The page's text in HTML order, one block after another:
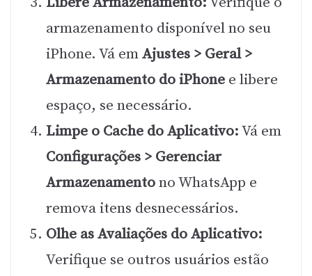
armazenamento disponível no seu
iPhone. Vá emAjustes > Geral >
Armazenamento do iPhone e libere
espaço, se necessário.
Limpe o Cache do Aplicativo:Vá em
Configurações > Gerenciar
Armazenamentono WhatsApp e
remova itens desnecessários.
Olhe as Avaliações do Aplicativo:
Verifique se outros usuários estão